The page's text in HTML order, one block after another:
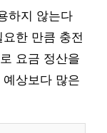
하지 않는다
한 만큼 충전
요금 정산을
상보다 많은